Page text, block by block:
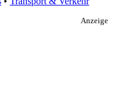
Anzeige